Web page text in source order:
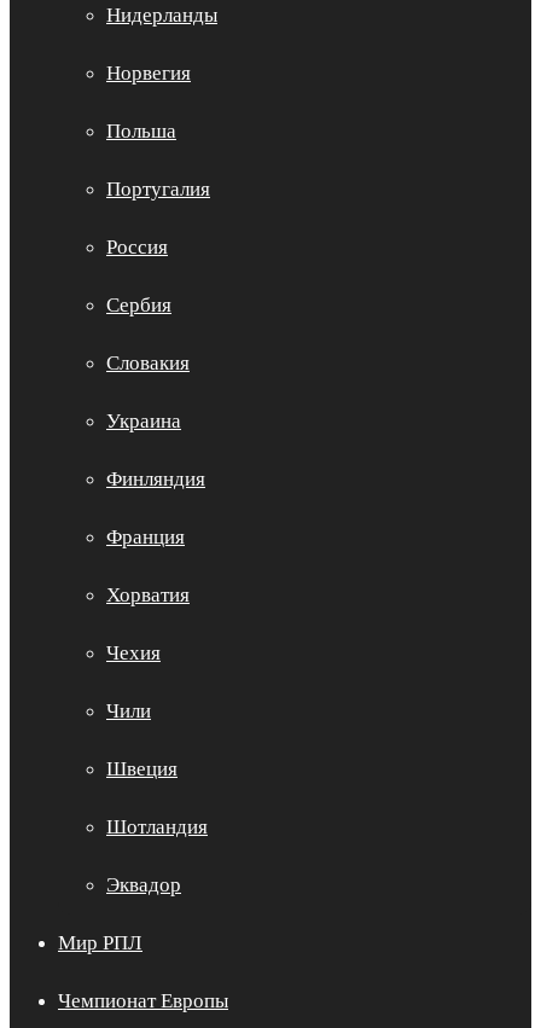
Нидерланды
Норвегия
Польша
Португалия
Россия
Сербия
Словакия
Украина
Финляндия
Франция
Хорватия
Чехия
Чили
Швеция
Шотландия
Эквадор
Мир РПЛ
Чемпионат Европы